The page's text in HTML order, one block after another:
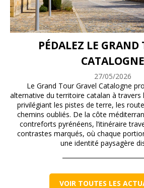
PÉDALEZ LE GRAND
CATALOGNE
27/05/2026
Le Grand Tour Gravel Catalogne
alternative du territoire catalan à
privilégiant les pistes de terre, les
chemins oubliés. De la côte
contreforts pyrénéens, l’itinéraire
contrastes marqués, où chaque
une identité paysagère
VOIR TOUTES LES